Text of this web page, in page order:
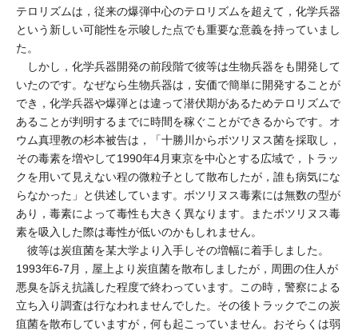
テロリズムは，従来の爆弾中心のテロリズムを超えて，化学兵器
という新しい可能性を示唆した点でも重要な意義を持っていまし
た。
しかし，化学兵器開発の前段階で彼等は生物兵器をも開発して
いたのです。なぜなら生物兵器は，安価で簡単に開発することが
でき，化学兵器や爆弾とは違って潜伏期があるためテロリズムで
あることが判明するまでに時間を稼ぐことができるからです。オ
ウム真理教の杉本被告は，「十勝川からボツリヌス菌を採取し，
その毒素を増やして1990年4月東京を中心とする広域で，トラッ
クを用いて見えない程の微粒子として散布したが，誰も病気にな
らなかった」と供述しています。ボツリヌス毒素には無数の型が
あり，毒素によって毒性も大きく異なります。またボツリヌス毒
素を吸入した際は毒性が低いのかもしれません。
彼等は炭疽菌を某大学より入手しその増幅に着手しました。
1993年6-7月，屋上より炭疽菌を散布しましたが，周囲の住人が
悪臭を訴え抗議した程度で終わっています。この時，警察による
立ち入り調査は行なわれませんでした。その後トラックでこの炭
疽菌を散布していますが，何も起こっていません。おそらくは弱